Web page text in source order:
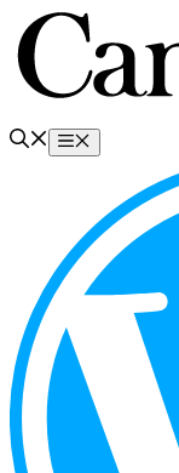
Перейти
содержимому
Меню